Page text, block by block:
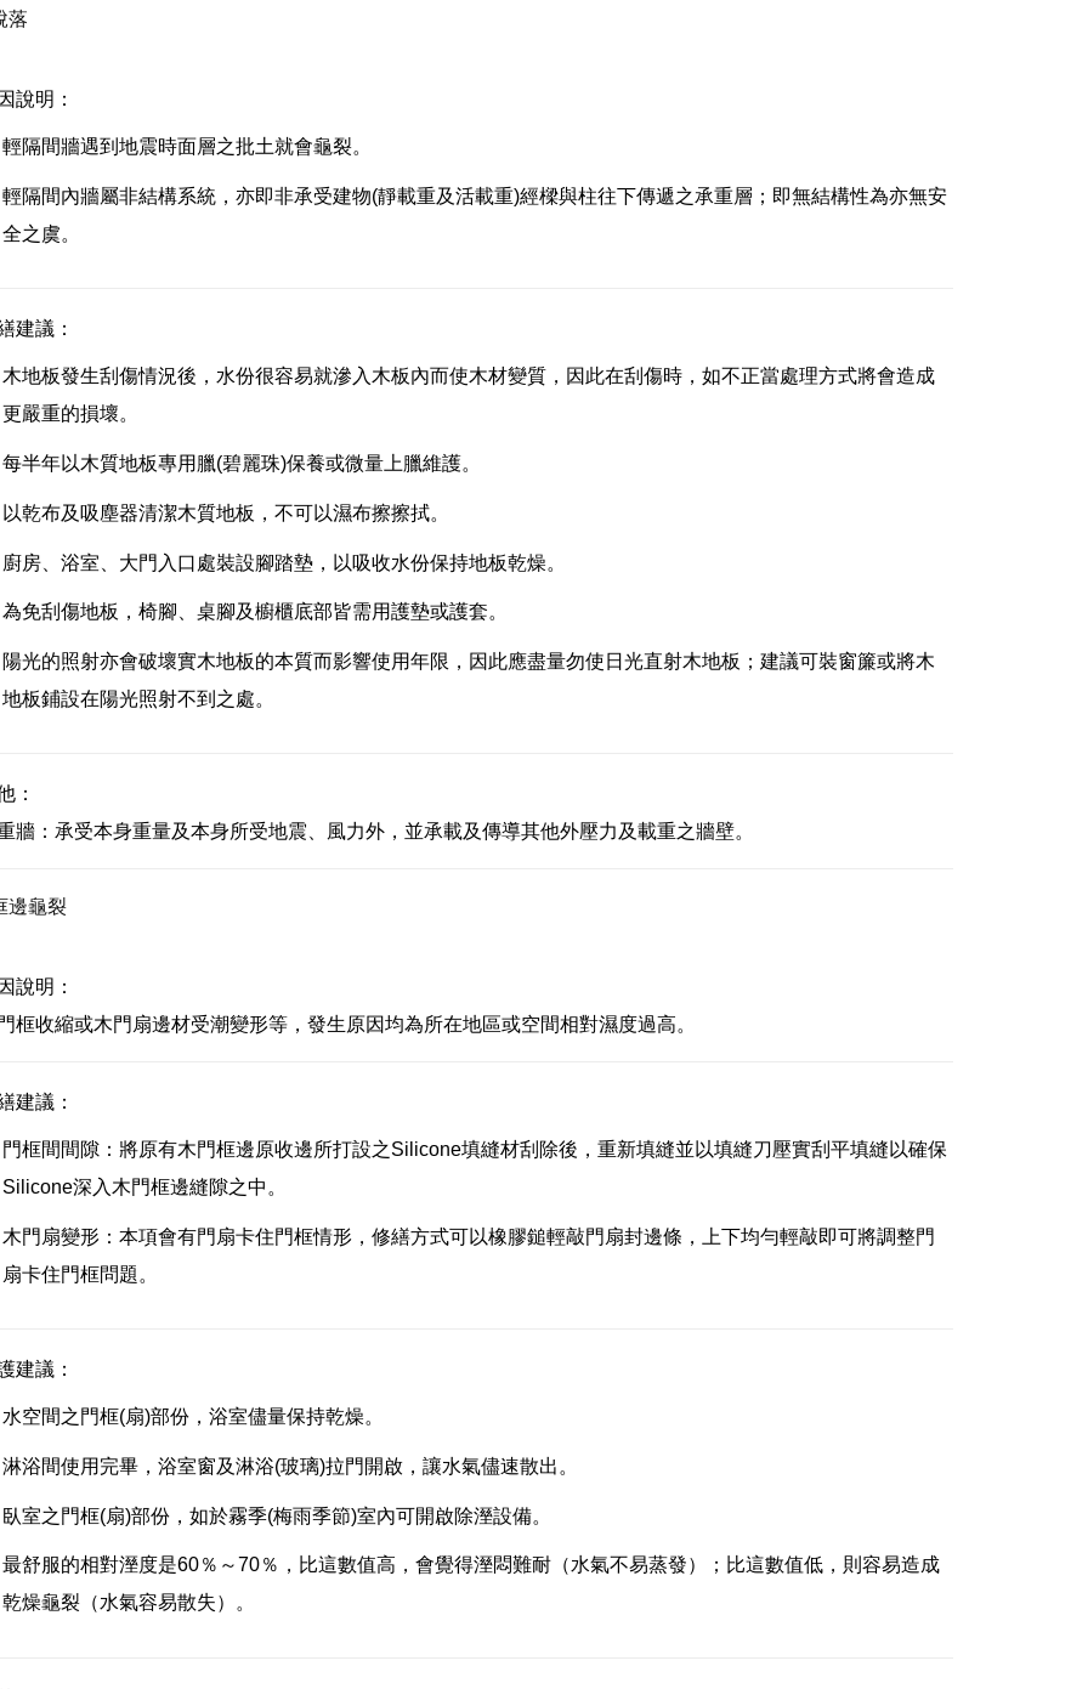
落
說明：
輕隔間牆遇到地震時面層之批土就會龜裂。
輕隔間內牆屬非結構系統，亦即非承受建物(靜載重及活載重)經樑與柱往下傳遞之承重層；即無結構性為亦無安
全之虞。
建議：
木地板發生刮傷情況後，水份很容易就滲入木板內而使木材變質，因此在刮傷時，如不正當處理方式將會造成
更嚴重的損壞。
每半年以木質地板專用臘(碧麗珠)保養或微量上臘維護。
以乾布及吸塵器清潔木質地板，不可以濕布擦擦拭。
廚房、浴室、大門入口處裝設腳踏墊，以吸收水份保持地板乾燥。
為免刮傷地板，椅腳、桌腳及櫥櫃底部皆需用護墊或護套。
陽光的照射亦會破壞實木地板的本質而影響使用年限，因此應盡量勿使日光直射木地板；建議可裝窗簾或將木
地板鋪設在陽光照射不到之處。
：
牆：承受本身重量及本身所受地震、風力外，並承載及傳導其他外壓力及載重之牆壁。
邊龜裂
說明：
框收縮或木門扇邊材受潮變形等，發生原因均為所在地區或空間相對濕度過高。
建議：
門框間間隙：將原有木門框邊原收邊所打設之Silicone填縫材刮除後，重新填縫並以填縫刀壓實刮平填縫以確保
Silicone深入木門框邊縫隙之中。
木門扇變形：本項會有門扇卡住門框情形，修繕方式可以橡膠鎚輕敲門扇封邊條，上下均勻輕敲即可將調整門
扇卡住門框問題。
建議：
水空間之門框(扇)部份，浴室儘量保持乾燥。
淋浴間使用完畢，浴室窗及淋浴(玻璃)拉門開啟，讓水氣儘速散出。
臥室之門框(扇)部份，如於霧季(梅雨季節)室內可開啟除溼設備。
最舒服的相對溼度是60％～70％，比這數值高，會覺得溼悶難耐（水氣不易蒸發）；比這數值低，則容易造成
乾燥龜裂（水氣容易散失）。